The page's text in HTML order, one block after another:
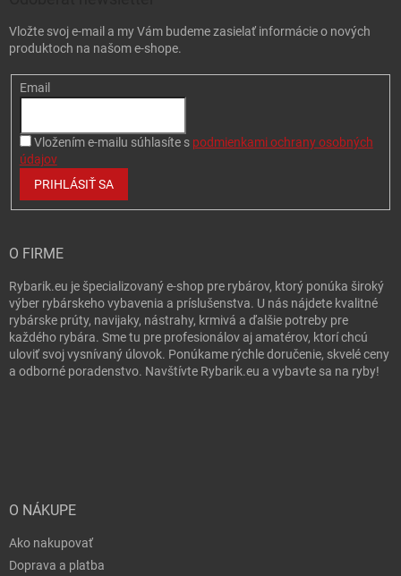
Vložte svoj e-mail a my Vám budeme zasielať informácie o nových
produktoch na našom e-shope.
Email
Vložením e-mailu súhlasíte s podmienkami ochrany osobných
údajov
PRIHLÁSIŤ SA
O FIRME
Rybarik.eu je špecializovaný e-shop pre rybárov, ktorý ponúka široký
výber rybárskeho vybavenia a príslušenstva. U nás nájdete kvalitné
rybárske prúty, navijaky, nástrahy, krmivá a ďalšie potreby pre
každého rybára. Sme tu pre profesionálov aj amatérov, ktorí chcú
uloviť svoj vysnívaný úlovok. Ponúkame rýchle doručenie, skvelé ceny
a odborné poradenstvo. Navštívte Rybarik.eu a vybavte sa na ryby!
O NÁKUPE
Ako nakupovať
Doprava a platba